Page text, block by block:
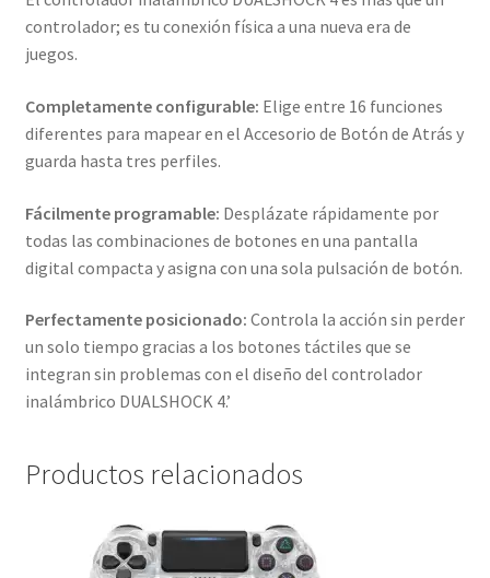
controlador; es tu conexión física a una nueva era de
juegos.
Completamente configurable: Elige entre 16 funciones
diferentes para mapear en el Accesorio de Botón de Atrás y
guarda hasta tres perfiles.
Fácilmente programable: Desplázate rápidamente por
todas las combinaciones de botones en una pantalla
digital compacta y asigna con una sola pulsación de botón.
Perfectamente posicionado: Controla la acción sin perder
un solo tiempo gracias a los botones táctiles que se
integran sin problemas con el diseño del controlador
inalámbrico DUALSHOCK 4.’
Productos relacionados